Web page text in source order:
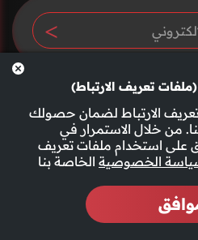
تعريف الارتباط)
الارتباط لضمان حصولك
من خلال الاستمرار في
على استخدام ملفات تعريف
الخصوصية الخاصة بناالأحكام والشروط